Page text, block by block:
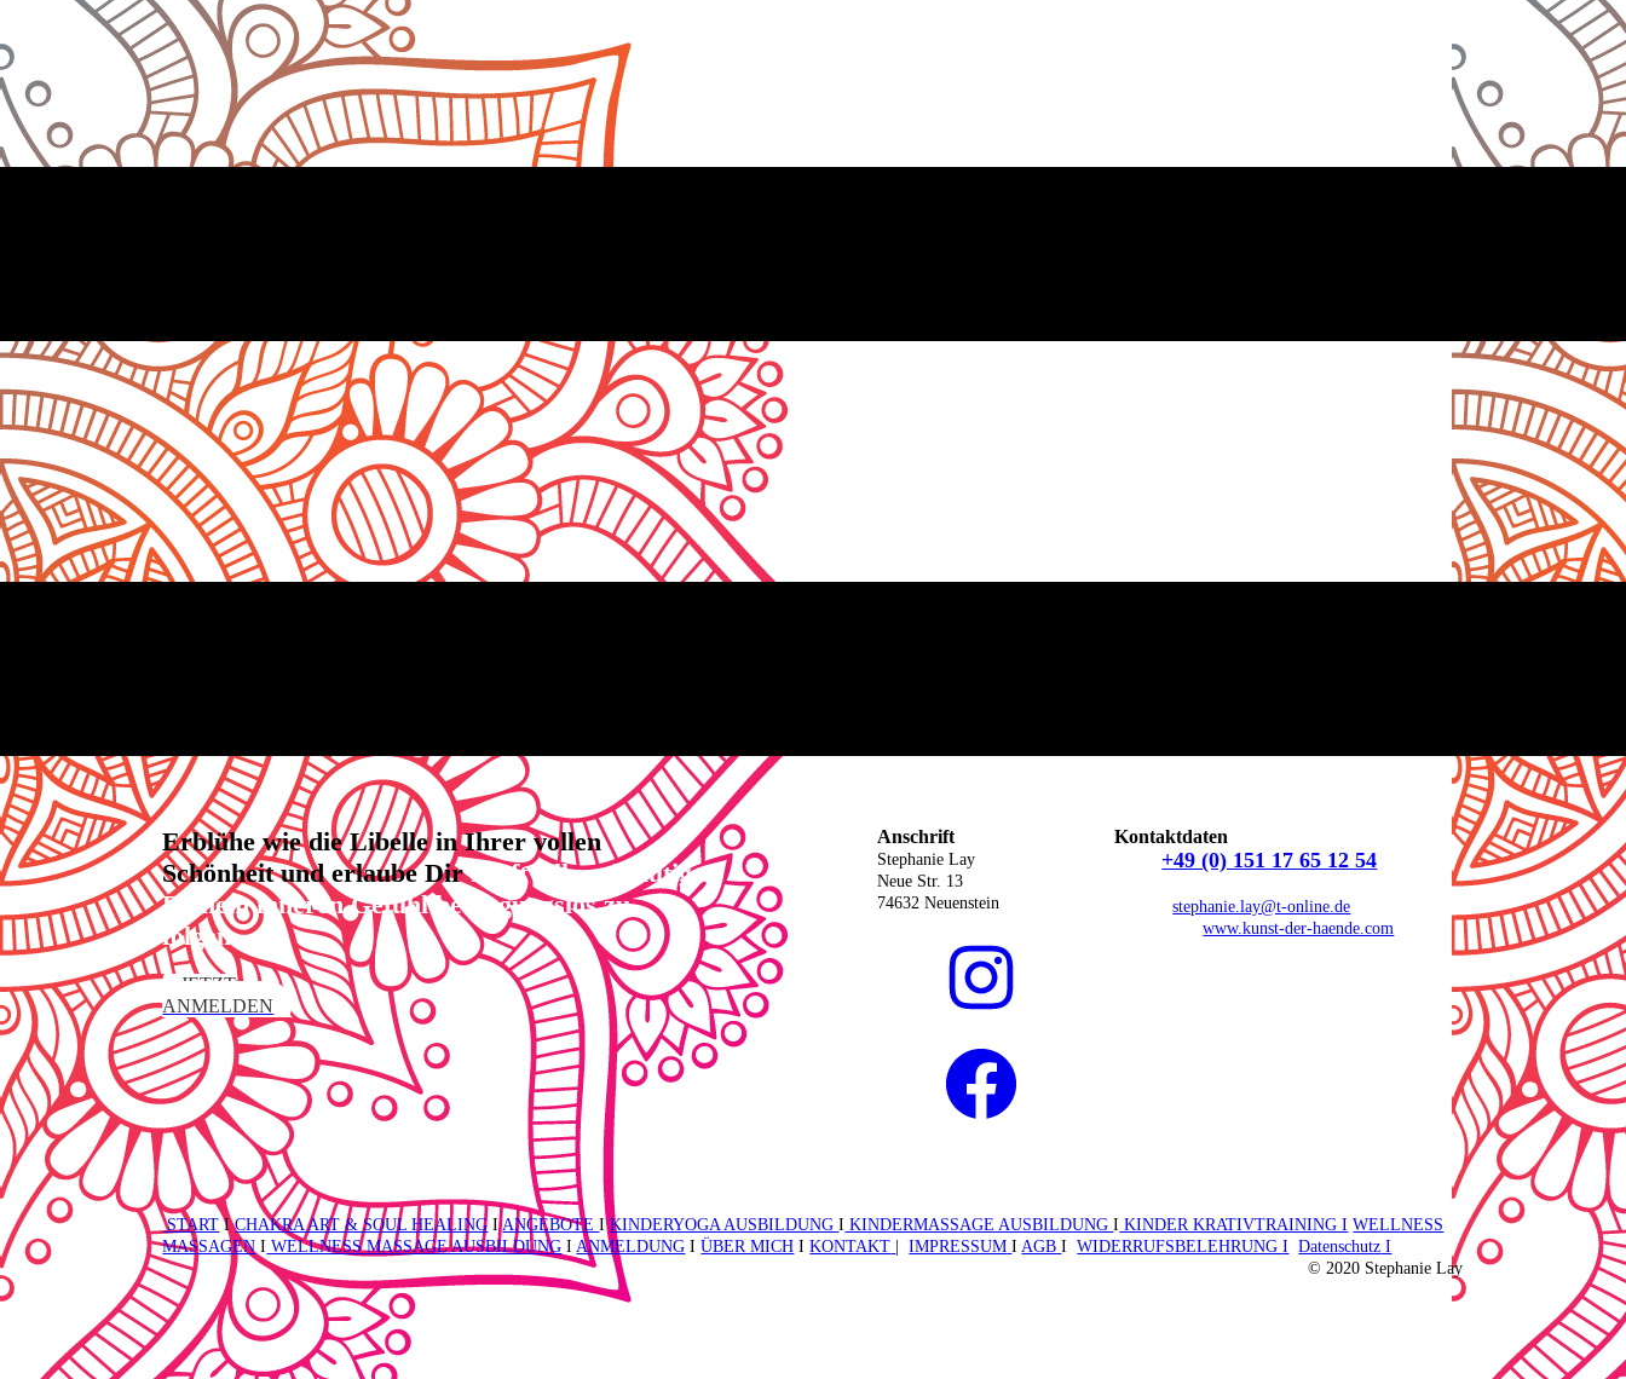
Erblühe wie die Libelle in Ihrer vollen
Schönheit und erlaube Dirkraftvoll und mutig
Deinem inneren Gefühl bedingungslos zu
folgen.
JETZT
ANMELDEN
Anschrift
Stephanie Lay
Neue Str. 13
74632 Neuenstein
Kontaktdaten
+49 (0) 151 17 65 12 54
E-Mail:stephanie.lay@t-online.de
2. Webseite:www.kunst-der-haende.com
START ICHAKRA ART & SOUL HEALING IANGEBOTEIKINDERYOGA AUSBILDUNGI KINDERMASSAGE AUSBILDUNGI KINDER KRATIVTRAINING I WELLNESS
MASSAGEN I WELLNESS MASSAGE AUSBILDUNG I ANMELDUNG IÜBER MICH IKONTAKT |IMPRESSUM I AGBIWIDERRUFSBELEHRUNGI Datenschutz I
© 2020 Stephanie Lay